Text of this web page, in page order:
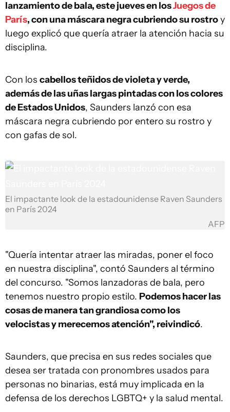
lanzamiento de bala, este jueves en losJuegos de
París, con una máscara negra cubriendo su rostroy
luego explicó que quería atraer la atención hacia su
disciplina.
Con los cabellos teñidos de violeta y verde,
además de las uñas largas pintadas con los colores
de Estados Unidos, Saunders lanzó con esa
máscara negra cubriendo por entero su rostro y
con gafas de sol.
El impactante look de la estadounidense Raven Saunders
en París 2024
AFP
"Quería intentar atraer las miradas, poner el foco
en nuestra disciplina", contó Saunders al término
del concurso. "Somos lanzadoras de bala, pero
tenemos nuestro propio estilo. Podemos hacer las
cosas de manera tan grandiosa como los
velocistas y merecemos atención", reivindicó.
Saunders, que precisa en sus redes sociales que
desea ser tratada con pronombres usados para
personas no binarias, está muy implicada en la
defensa de los derechos LGBTQ+ y la salud mental.